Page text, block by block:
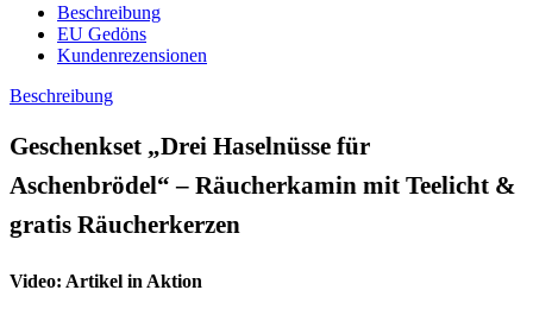
Beschreibung
EU Gedöns
Kundenrezensionen
Beschreibung
Geschenkset „Drei Haselnüsse für
Aschenbrödel“ – Räucherkamin mit Teelicht &
gratis Räucherkerzen
Video: Artikel in Aktion